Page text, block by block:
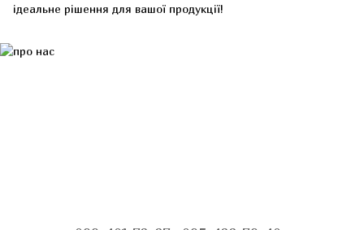
ідеальне рішення для вашої продукції!